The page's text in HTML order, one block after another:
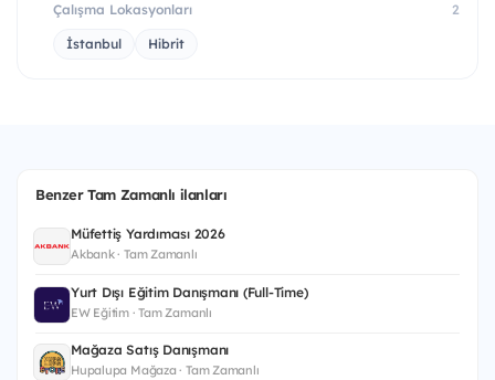
Çalışma Lokasyonları 2
İstanbul Hibrit
Benzer Tam Zamanlı ilanları
Müfettiş Yardımcısı 2026
Akbank · Tam Zamanlı
Yurt Dışı Eğitim Danışmanı (Full-Time)
EW Eğitim · Tam Zamanlı
Mağaza Satış Danışmanı
Hupalupa Mağaza · Tam Zamanlı